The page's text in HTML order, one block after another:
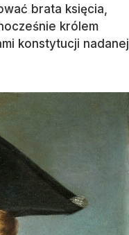
brata księcia,
królem
konstytucji nadanej